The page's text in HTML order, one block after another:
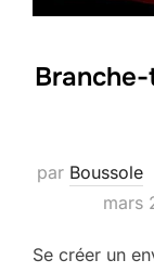
par Boussole
mars
Se créer un